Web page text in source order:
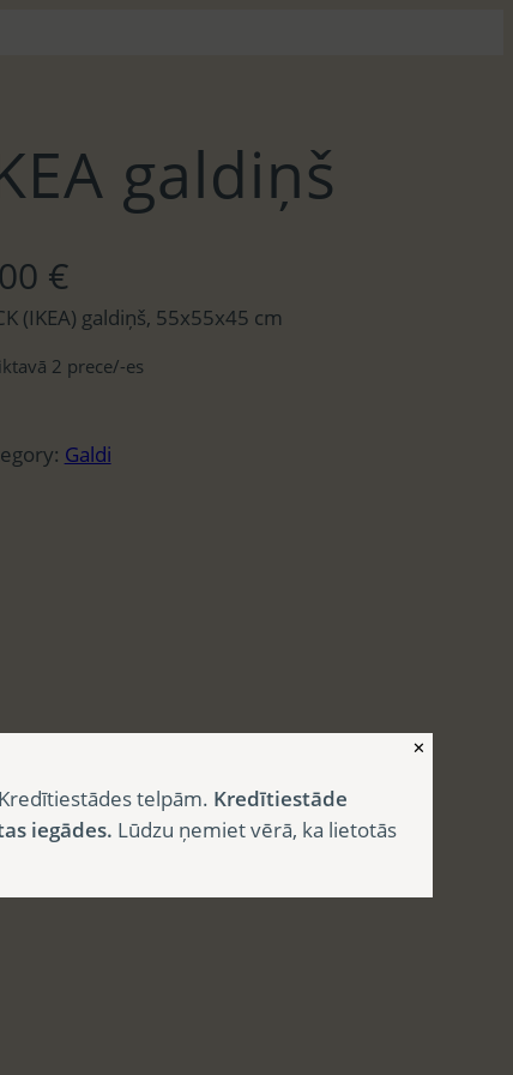
galdiņš
€
(IKEA) galdiņš, 55x55x45 cm
2 prece/-es
Galdi
✕
telpām. Kredītiestāde
iegādes. Lūdzu ņemiet vērā, ka lietotās